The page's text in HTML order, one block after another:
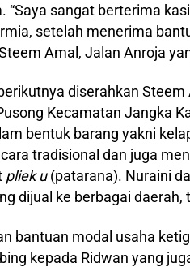
“Saya sangat berterima
setelah menerima
Amal, Jalan Anroja
diserahkan
Kecamatan Jangka
bentuk barang yakni
tradisional dan juga
pliek u(patarana). Nuraini
dijual ke berbagai daerah,
bantuan modal usaha
kepada Ridwan yang